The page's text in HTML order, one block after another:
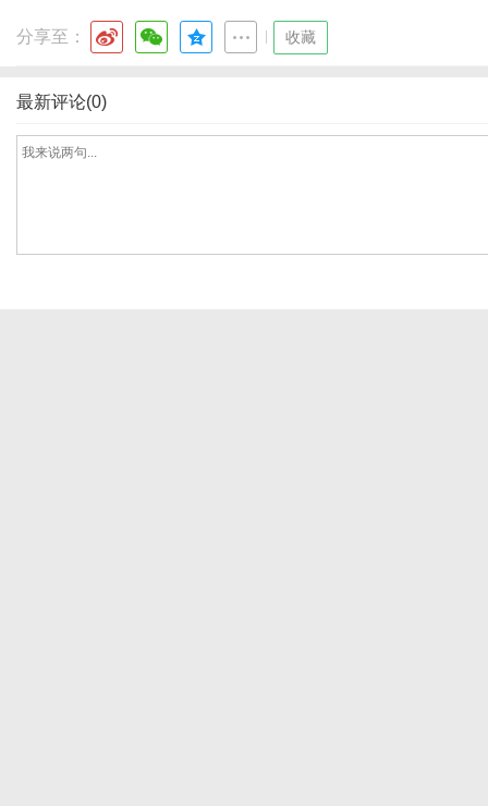
分享至： 收藏
最新评论(0)